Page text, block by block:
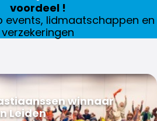
events, lidmaatschappen en
verzekeringen
voordeel !
winnaar
Leiden